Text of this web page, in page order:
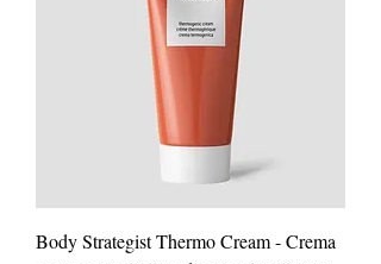
Body Strategist Thermo Cream - Crema